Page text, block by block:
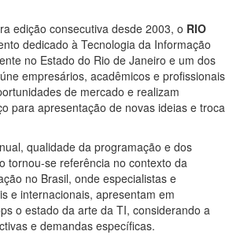
edição consecutiva desde 2003, o RIO
dedicado à Tecnologia da Informação
no Estado do Rio de Janeiro e um dos
empresários, acadêmicos e profissionais
de mercado e realizam
para apresentação de novas ideias e troca
qualidade da programação e dos
tornou-se referência no contexto da
no Brasil, onde especialistas e
e internacionais, apresentam em
o estado da arte da TI, considerando a
e demandas específicas.